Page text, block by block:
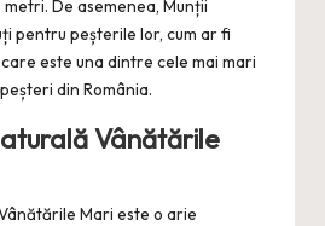
De asemenea, Munții
pentru peșterile lor, cum ar fi
este una dintre cele mai mari
din România.
Vânătările
Mari este o arie